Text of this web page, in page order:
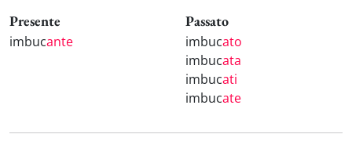
Presente
imbucante
Passato
imbucato
imbucata
imbucati
imbucate